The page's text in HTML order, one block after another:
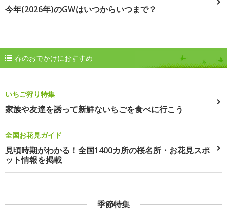
今年(2026年)のGWはいつからいつまで？
春のおでかけにおすすめ
いちご狩り特集
家族や友達を誘って新鮮ないちごを食べに行こう
全国お花見ガイド
見頃時期がわかる！全国1400カ所の桜名所・お花見スポ
ット情報を掲載
季節特集